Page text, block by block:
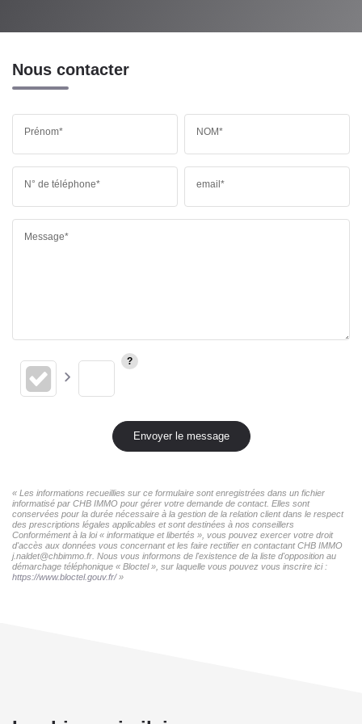
Nous contacter
Prénom* NOM*
N° de téléphone* email*
Message*
Envoyer le message
« Les informations recueillies sur ce formulaire sont enregistrées dans un fichier
informatisé par CHB IMMO pour gérer votre demande de contact. Elles sont
conservées pour la durée nécessaire à la gestion de la relation client dans le respect
des prescriptions légales applicables et sont destinées à nos conseillers
Conformément à la loi « informatique et libertés », vous pouvez exercer votre droit
d'accès aux données vous concernant et les faire rectifier en contactant CHB IMMO
j.naldet@chbimmo.fr. Nous vous informons de l'existence de la liste d'opposition au
démarchage téléphonique « Bloctel », sur laquelle vous pouvez vous inscrire ici :
https://www.bloctel.gouv.fr/»